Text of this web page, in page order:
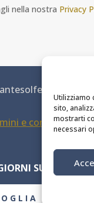
Utilizziamo
sito,
mostrarti
necessari
SU 7
IL MENU
nella nostra Privacy
e condizioni